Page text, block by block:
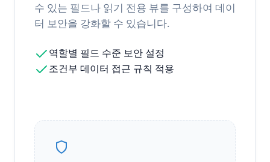
수 있는 필드나 읽기 전용 뷰를 구성하여 데이
터 보안을 강화할 수 있습니다.
역할별 필드 수준 보안 설정
조건부 데이터 접근 규칙 적용